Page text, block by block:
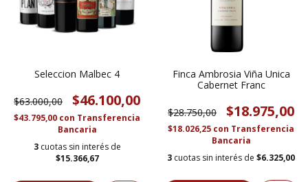
Seleccion Malbec 4
$63.000,00 $46.100,00
$43.795,00 con Transferencia
Bancaria
3 cuotas sin interés de
$15.366,67
Finca Ambrosia Viña Unica
Cabernet Franc
$28.750,00 $18.975,00
$18.026,25 con Transferencia
Bancaria
3 cuotas sin interés de $6.325,00